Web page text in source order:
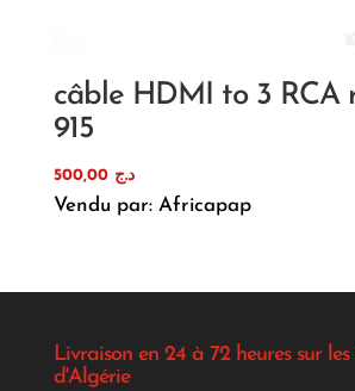
câble HDMI to 3 RCA
915
د.ج 500,00
Vendu par: Africapap
Livraison en 24 à 72 heures sur
d'Algérie